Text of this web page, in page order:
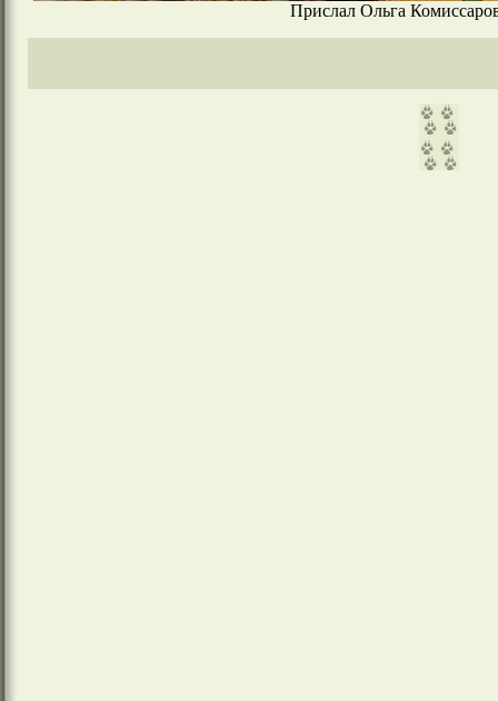
Прислал Ольга